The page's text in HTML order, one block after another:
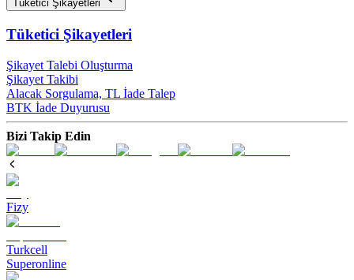
Tüketici Şikayetleri
Tüketici Şikayetleri
Şikayet Talebi Oluşturma
Şikayet Takibi
Alacak Sorgulama, TL İade Talep​
BTK İade Duyurusu
Bizi Takip Edin
Fizy
Turkcell
Superonline